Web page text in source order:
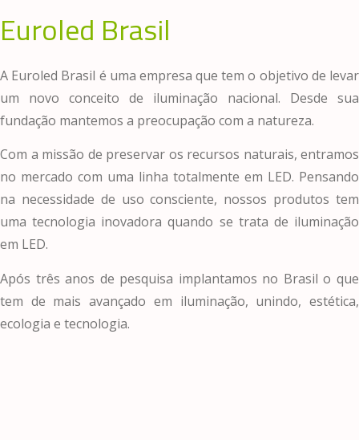
Euroled Brasil
A Euroled Brasil é uma empresa que tem o objetivo de levar
um novo conceito de iluminação nacional. Desde sua
fundação mantemos a preocupação com a natureza.
Com a missão de preservar os recursos naturais, entramos
no mercado com uma linha totalmente em LED. Pensando
na necessidade de uso consciente, nossos produtos tem
uma tecnologia inovadora quando se trata de iluminação
em LED.
Após três anos de pesquisa implantamos no Brasil o que
tem de mais avançado em iluminação, unindo, estética,
ecologia e tecnologia.